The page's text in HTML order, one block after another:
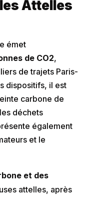
Attelles
émet
de CO2​​,
de trajets Paris-
dispositifs, il est
carbone de
déchets
également
et le
et des
attelles, après